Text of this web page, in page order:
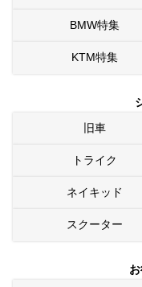
BMW特集
KTM特集
旧車
トライク
ネイキッド
スクーター